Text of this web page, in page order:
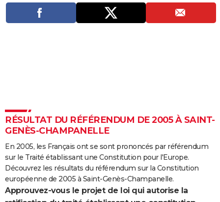
Destinations
Voyage nature
Voyage de noces
Dictionnaire
Biographies
Citations
Expressions
Proverbes
PROGRAMME TV
COPAINS D'AVANT
S'inscrire
Se connecter
Lycées
Collèges
Primaires
Universités
Entreprises
Service militaire
Avis de recherche
AVIS DE DÉCÈS
FORUM
Bricolage
Lifestyle
Culture
Sport
Auto
Television
Voyage
Cinema
RÉSULTAT DU RÉFÉRENDUM DE 2005 À SAINT-
GENÈS-CHAMPANELLE
En 2005, les Français ont se sont prononcés par référendum
sur le Traité établissant une Constitution pour l'Europe.
Découvrez les résultats du référendum sur la Constitution
européenne de 2005 à Saint-Genès-Champanelle.
Approuvez-vous le projet de loi qui autorise la